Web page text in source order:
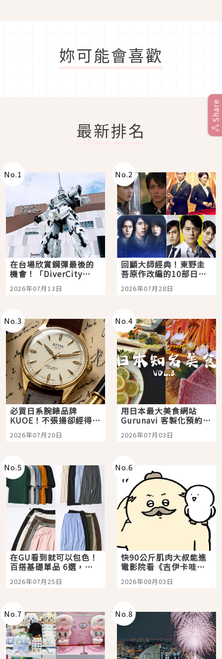
妳可能會喜歡
最新排名
No.1
在台場欣賞鋼彈最後的
機會！「DiverCity
Tokyo Plaza」搭船、
購物、美食及夜景，一
2026年07月13日
No.2
回顧大師經典！東野圭
吾原作改編的10部日本
影視作品推薦
2026年07月28日
No.3
必買日系腕錶品牌
KUOE！不張揚卻經得起
時間洗鍊的經典之作五
選
2026年07月20日
No.4
用日本最大美食網站
Gurunavi 客製化預約九
大都市餐廳，打造專屬
美食體驗！
2026年07月03日
No.5
在GU看到就可以包色！
百搭基礎單品 6選，閉
眼全收也不心疼
2026年07月25日
No.6
快90公斤肌肉大叔能進
電影院看《吉伊卡哇》
嗎？日本重金屬樂團
「打首」會長與nagano
2026年08月03日
No.7 No.8
Share